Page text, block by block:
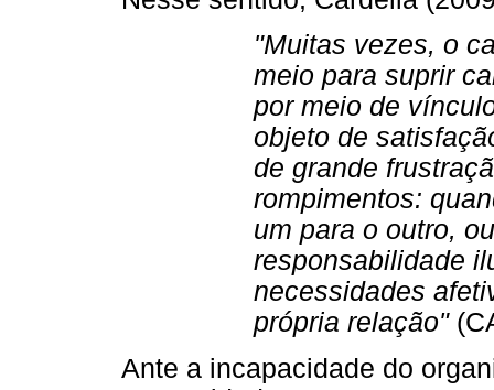
"Muitas vezes, o
meio para suprir
por meio de
objeto de
de grande
rompimentos:
um para o outro,
responsabilidade
necessidades
própria relação"
Ante a incapacidade do